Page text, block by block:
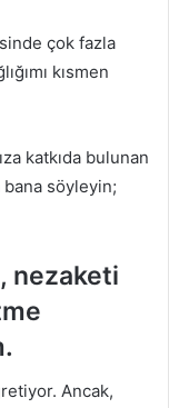
çok fazla
kısmen
katkıda bulunan
söyleyin;
nezaketi
Ancak,